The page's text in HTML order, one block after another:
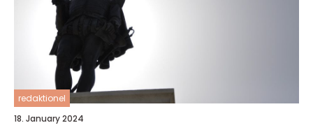
redaktionel
18. January 2024